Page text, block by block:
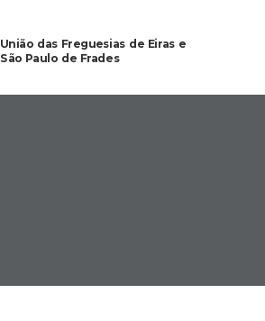
União das Freguesias de Eiras e
São Paulo de Frades